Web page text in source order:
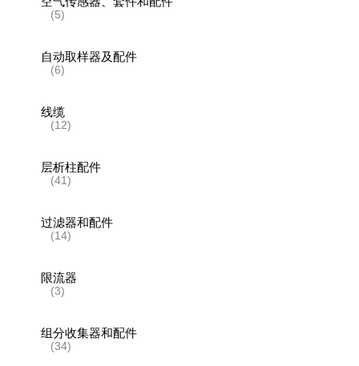
(5)
自动取样器及配件
(6)
线缆
(12)
层析柱配件
(41)
过滤器和配件
(14)
限流器
(3)
组分收集器和配件
(34)